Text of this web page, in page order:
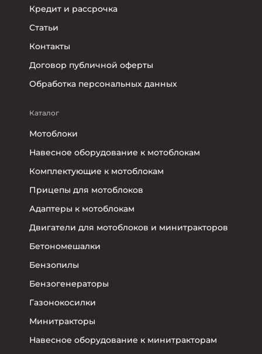
Кредит и рассрочка
Статьи
Контакты
Договор публичной оферты
Обработка персональных данных
Каталог
Мотоблоки
Навесное оборудование к мотоблокам
Комплектующие к мотоблокам
Прицепы для мотоблоков
Адаптеры к мотоблокам
Двигатели для мотоблоков и минитракторов
Бетономешалки
Бензопилы
Бензогенераторы
Газонокосилки
Минитракторы
Навесное оборудование к минитракторам